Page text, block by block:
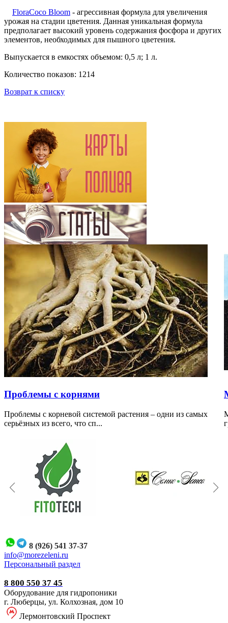
FloraCoco Bloom - агрессивная формула для увеличения
урожая на стадии цветения. Данная уникальная формула
предполагает высокий уровень содержания фосфора и других
элементов, необходимых для пышного цветения.
Выпускается в емкостях объемом: 0,5 л; 1 л.
Количество показов: 1214
Возврат к списку
Проблемы с корнями
Проблемы с корневой системой растения – одни из самых
серьёзных из всего, что сп...
8 (926) 541 37-37
info@morezeleni.ru
Персональный раздел
8 800 550 37 45
Оборудование для гидропоники
г. Люберцы, ул. Колхозная, дом 10
Лермонтовский Проспект